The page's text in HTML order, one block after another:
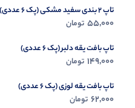
تاپ 2 بندی سفید مشکی (پک 6 عددی)
55,000 تومان
تاپ بافت یقه دلبر (پک 6 عددی)
149,000 تومان
تاپ بافت یقه لوزی (پک 6 عددی)
62,000 تومان